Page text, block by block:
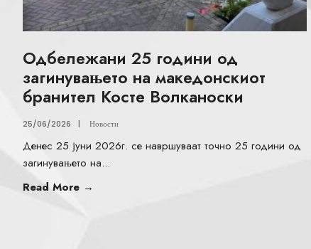
Одбележани 25 години од
загинувањето на македонскиот
бранител Косте Волканоски
25/06/2026 | Новости
Денес 25 јуни 2026г. се навршуваат точно 25 години од
загинувањето на...
Read More →